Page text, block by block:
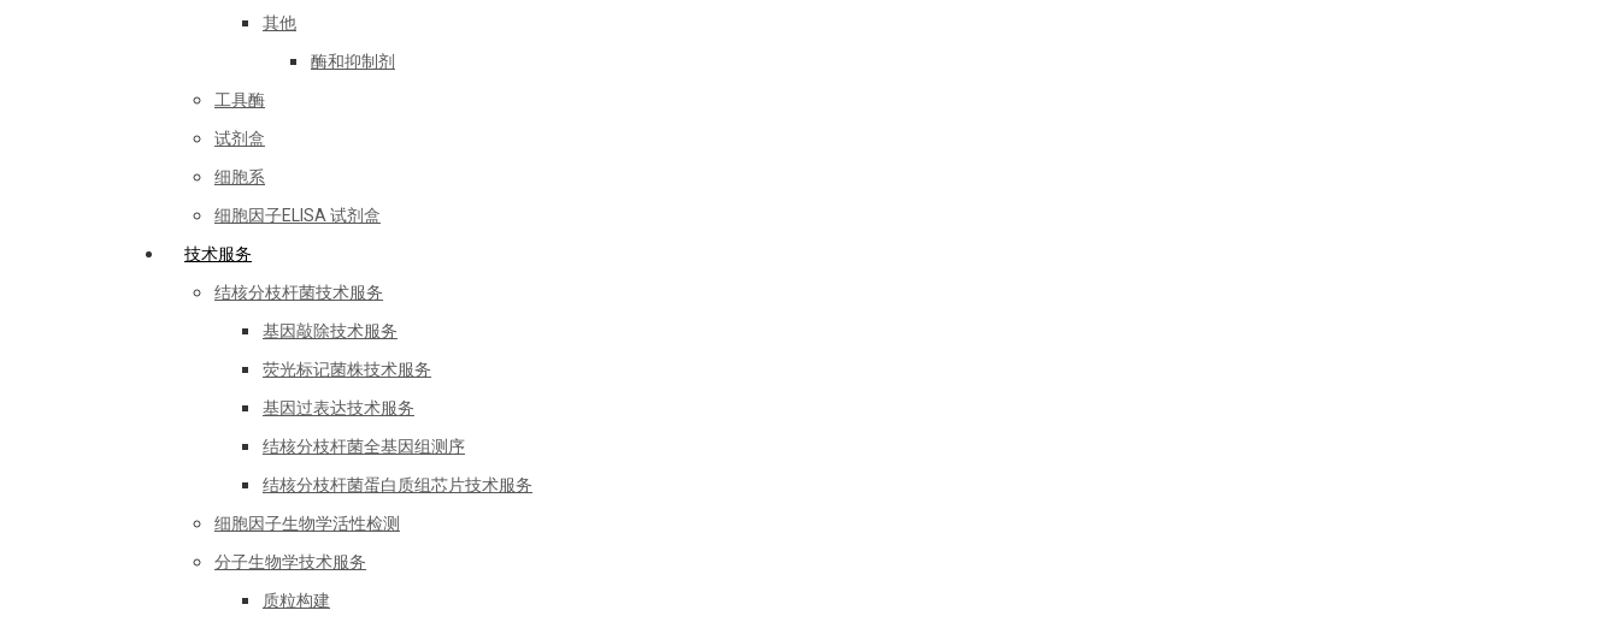
其他
酶和抑制剂
工具酶
试剂盒
细胞系
细胞因子ELISA 试剂盒
技术服务
结核分枝杆菌技术服务
基因敲除技术服务
荧光标记菌株技术服务
基因过表达技术服务
结核分枝杆菌全基因组测序
结核分枝杆菌蛋白质组芯片技术服务
细胞因子生物学活性检测
分子生物学技术服务
质粒构建